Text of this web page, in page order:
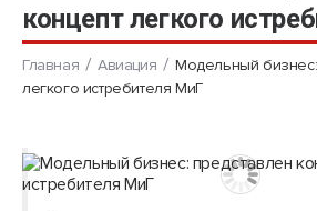
концепт легкого
Главная Авиация
Модельный бизнес:
легкого истребителя МиГ